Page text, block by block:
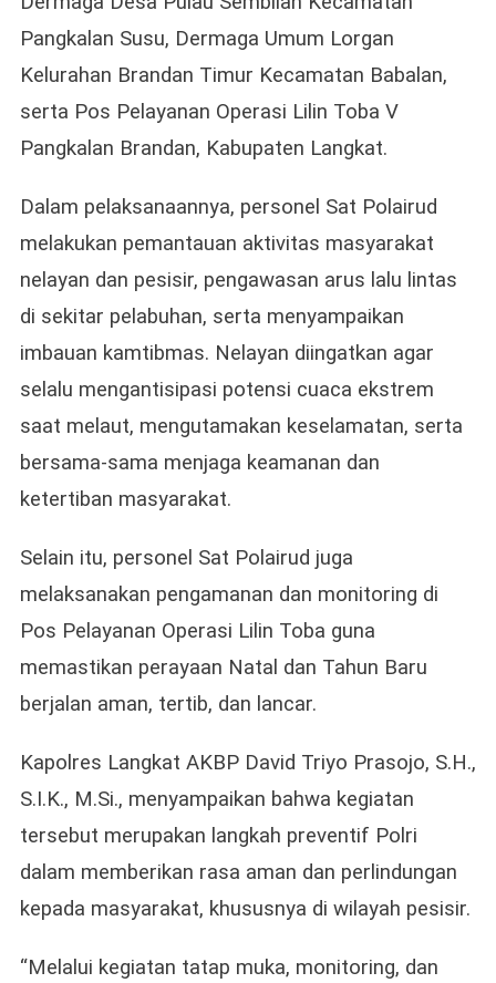
Pangkalan Susu, Dermaga Umum Lorgan
Kelurahan Brandan Timur Kecamatan Babalan,
serta Pos Pelayanan Operasi Lilin Toba V
Pangkalan Brandan, Kabupaten Langkat.
Dalam pelaksanaannya, personel Sat Polairud
melakukan pemantauan aktivitas masyarakat
nelayan dan pesisir, pengawasan arus lalu lintas
di sekitar pelabuhan, serta menyampaikan
imbauan kamtibmas. Nelayan diingatkan agar
selalu mengantisipasi potensi cuaca ekstrem
saat melaut, mengutamakan keselamatan, serta
bersama-sama menjaga keamanan dan
ketertiban masyarakat.
Selain itu, personel Sat Polairud juga
melaksanakan pengamanan dan monitoring di
Pos Pelayanan Operasi Lilin Toba guna
memastikan perayaan Natal dan Tahun Baru
berjalan aman, tertib, dan lancar.
Kapolres Langkat AKBP David Triyo Prasojo, S.H.,
S.I.K., M.Si., menyampaikan bahwa kegiatan
tersebut merupakan langkah preventif Polri
dalam memberikan rasa aman dan perlindungan
kepada masyarakat, khususnya di wilayah pesisir.
“Melalui kegiatan tatap muka, monitoring, dan